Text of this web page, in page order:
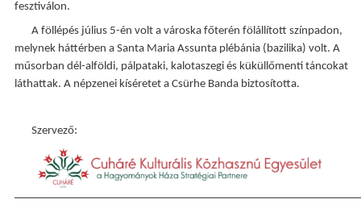
fesztiválon.
A föllépés július 5-én volt a városka főterén fölállított színpadon,
melynek háttérben a Santa Maria Assunta plébánia (bazilika) volt. A
műsorban dél-alföldi, pálpataki, kalotaszegi és küküllőmenti táncokat
láthattak. A népzenei kíséretet a Csürhe Banda biztosította.
Szervező: